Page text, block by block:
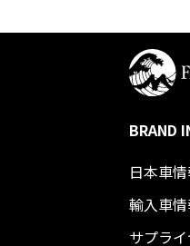
BRAND
日本車
輸入車
サプラ